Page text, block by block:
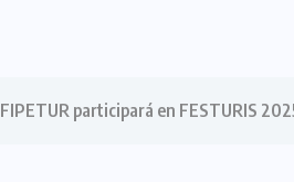
FIPETUR participará en FESTURIS